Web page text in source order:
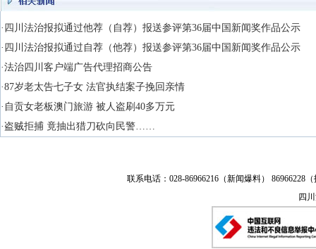
·四川法治报拟通过他荐（自荐）报送参评第36届中国新闻奖作品公示
·四川法治报拟通过自荐（他荐）报送参评第36届中国新闻奖作品公示
·法治四川客户端广告代理招商公告
·87岁老太告七子女 法官执结案子挽回亲情
·自贡女老板澳门旅游 被人盗刷40多万元
·盗贼拒捕 竟抽出猎刀砍向民警……
联系电话：028-86966216（新闻爆料） 86966228
四